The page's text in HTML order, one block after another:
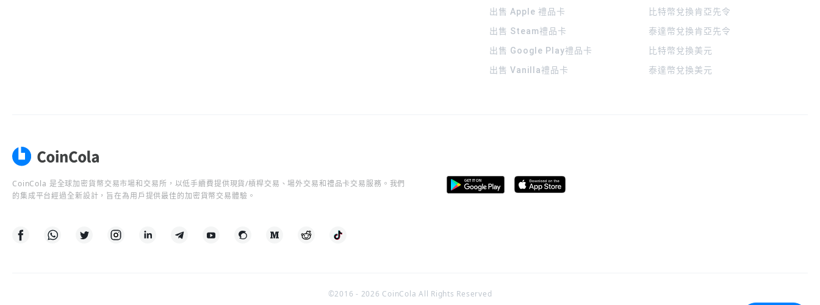
出售 Apple 禮品卡
出售 Steam禮品卡
出售 Google Play禮品卡
出售 Vanilla禮品卡
比特幣兌換肯亞先令
泰達幣兌換肯亞先令
比特幣兌換美元
泰達幣兌換美元
CoinCola 是全球加密貨幣交易市場和交易所，以低手續費提供現貨/槓桿交易、場外交易和禮品卡交易服務。我們
的集成平台經過全新設計，旨在為用戶提供最佳的加密貨幣交易體驗。
©2016 - 2026 CoinCola All Rights Reserved